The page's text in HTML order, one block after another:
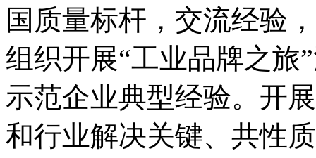
国质量标杆，交流经验
组织开展“工业品牌之旅”
示范企业典型经验。开
和行业解决关键、共性